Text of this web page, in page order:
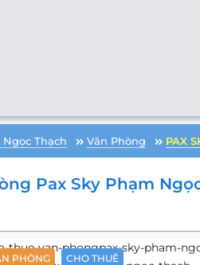
Thạch Văn Phòng PAX
Pax Sky Phạm
PHÒNG CHO THUÊ